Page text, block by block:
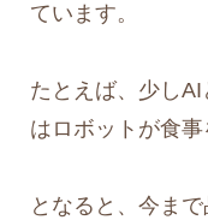
ています。
たとえば、少し
はロボットが食事
となると、今ま